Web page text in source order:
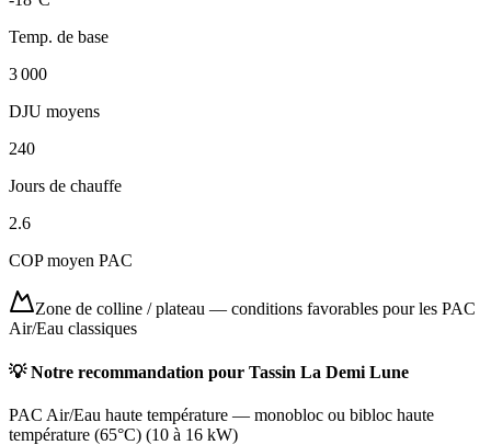
Temp. de base
3 000
DJU moyens
240
Jours de chauffe
2.6
COP moyen PAC
Zone de colline / plateau — conditions favorables pour les PAC
Air/Eau classiques
💡 Notre recommandation pour Tassin La Demi Lune
PAC Air/Eau haute température — monobloc ou bibloc haute
température (65°C) (10 à 16 kW)